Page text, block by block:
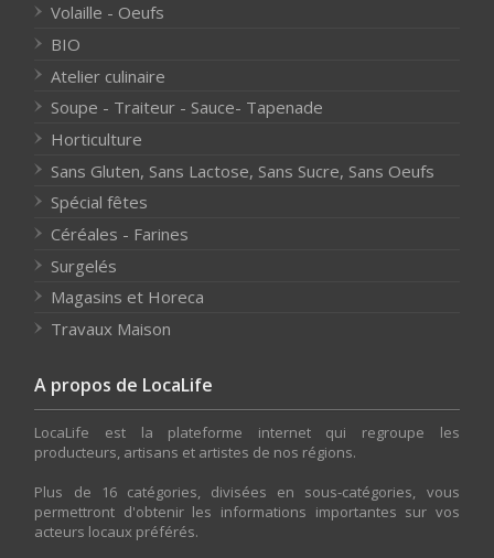
Volaille - Oeufs
BIO
Atelier culinaire
Soupe - Traiteur - Sauce- Tapenade
Horticulture
Sans Gluten, Sans Lactose, Sans Sucre, Sans Oeufs
Spécial fêtes
Céréales - Farines
Surgelés
Magasins et Horeca
Travaux Maison
A propos de LocaLife
LocaLife est la plateforme internet qui regroupe les
producteurs, artisans et artistes de nos régions.
Plus de 16 catégories, divisées en sous-catégories, vous
permettront d'obtenir les informations importantes sur vos
acteurs locaux préférés.